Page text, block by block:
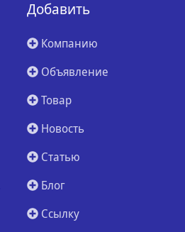
Добавить
Компанию
Объявление
Товар
Новость
Статью
Блог
Ссылку